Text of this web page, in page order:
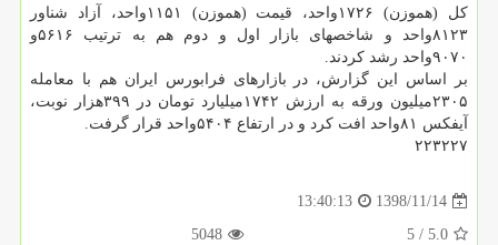
كل (هموزن) ۱۷۲۶واحد، قیمت (هموزن) ۱۱۵۱واحد، آزاد شناور
۸۱۲۳واحد و شاخصهای بازار اول و دوم هم به ترتیب ۵۶۱۶و
۹۰۷۰واحد رشد كردند.
بر اساس این گزارش، در بازارهای فرابورس ایران هم با معامله
۲۳۰۵میلیون ورقه به ارزش ۱۷۴۲میلیارد تومان در ۳۹۹هزار نوبت،
آیفكس ۸۱واحد افت كرد و در ارتفاع ۵۴۰۴واحد قرار گرفت.
۲۲۳۲۲۷
1398/11/14
13:40:13
5.0
/ 5
5048